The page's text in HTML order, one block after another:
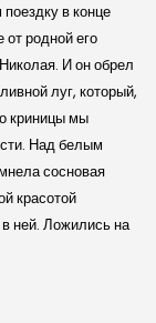
в конце
родной его
И он обрел
луг, который,
криницы мы
Над белым
сосновая
красотой
ней. Ложились на